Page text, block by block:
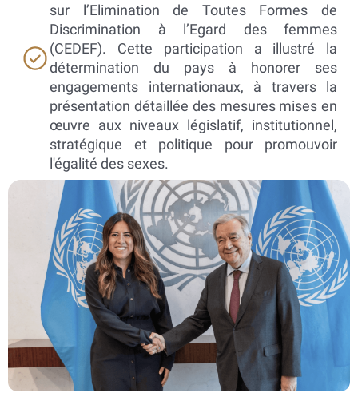
sur l’Elimination de Toutes Formes de
Discrimination à l’Egard des femmes
(CEDEF). Cette participation a illustré la
détermination du pays à honorer ses
engagements internationaux, à travers la
présentation détaillée des mesures mises en
œuvre aux niveaux législatif, institutionnel,
stratégique et politique pour promouvoir
l'égalité des sexes.